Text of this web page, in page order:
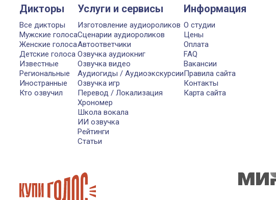
Дикторы
Все дикторы
Мужские голоса
Женские голоса
Детские голоса
Известные
Региональные
Иностранные
Кто озвучил
Услуги и сервисы
Изготовление аудиороликов
Сценарии аудиороликов
Автоответчики
Озвучка аудиокниг
Озвучка видео
Аудиогиды / Аудиоэкскурсии
Озвучка игр
Перевод / Локализация
Хрономер
Школа вокала
ИИ озвучка
Рейтинги
Статьи
Информация
О студии
Цены
Оплата
FAQ
Вакансии
Правила сайта
Контакты
Карта сайта